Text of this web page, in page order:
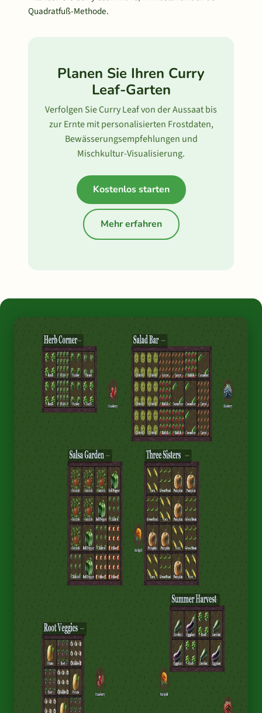
Quadratfuß-Methode.
Planen Sie Ihren Curry
Leaf-Garten
Verfolgen Sie Curry Leaf von der Aussaat bis
zur Ernte mit personalisierten Frostdaten,
Bewässerungsempfehlungen und
Mischkultur-Visualisierung.
Kostenlos starten
Mehr erfahren